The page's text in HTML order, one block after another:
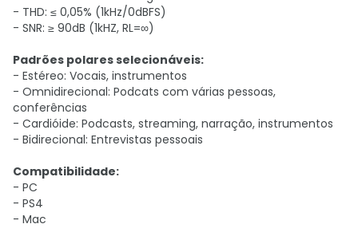
- THD: ≤ 0,05% (1kHz/0dBFS)
- SNR: ≥ 90dB (1kHZ, RL=∞)
Padrões polares selecionáveis:
- Estéreo: Vocais, instrumentos
- Omnidirecional: Podcats com várias pessoas,
conferências
- Cardióide: Podcasts, streaming, narração, instrumentos
- Bidirecional: Entrevistas pessoais
Compatibilidade:
- PC
- PS4
- Mac